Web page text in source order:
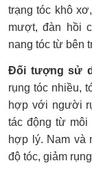
trạng tóc khô
mượt, đàn hồi
nang tóc từ bên
Đối tượng sử
rụng tóc nhiều,
hợp với người
tác động từ môi
hợp lý. Nam và
độ tóc, giảm